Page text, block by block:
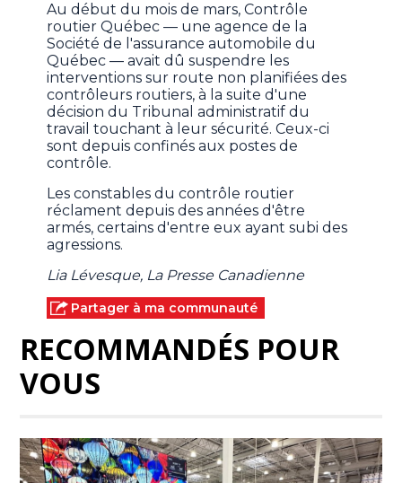
Au début du mois de mars, Contrôle
routier Québec — une agence de la
Société de l'assurance automobile du
Québec — avait dû suspendre les
interventions sur route non planifiées des
contrôleurs routiers, à la suite d'une
décision du Tribunal administratif du
travail touchant à leur sécurité. Ceux-ci
sont depuis confinés aux postes de
contrôle.
Les constables du contrôle routier
réclament depuis des années d'être
armés, certains d'entre eux ayant subi des
agressions.
Lia Lévesque, La Presse Canadienne
Partager à ma communauté
RECOMMANDÉS POUR
VOUS